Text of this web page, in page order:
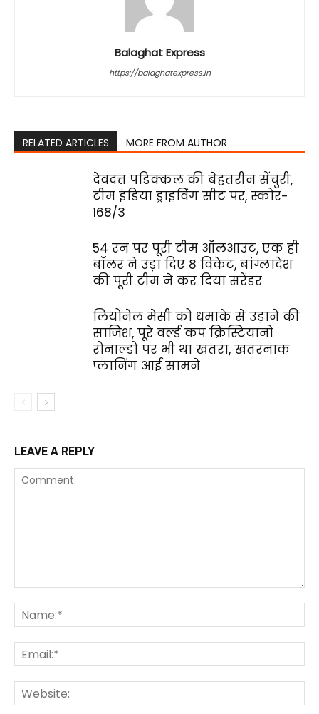
Balaghat Express
https://balaghatexpress.in
RELATED ARTICLES MORE FROM AUTHOR
देवदत्त पडिक्कल की बेहतरीन सेंचुरी,
टीम इंडिया ड्राइविंग सीट पर, स्कोर-
168/3
54 रन पर पूरी टीम ऑलआउट, एक ही
बॉलर ने उड़ा दिए 8 विकेट, बांग्लादेश
की पूरी टीम ने कर दिया सरेंडर
लियोनेल मेसी को धमाके से उड़ाने की
साजिश, पूरे वर्ल्ड कप क्रिस्टियानो
रोनाल्डो पर भी था खतरा, खतरनाक
प्लानिंग आई सामने
LEAVE A REPLY